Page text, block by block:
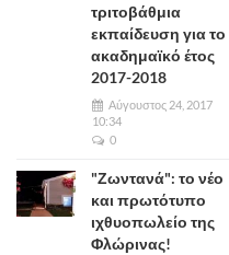
τριτοβάθμια
εκπαίδευση για το
ακαδημαϊκό έτος
2017-2018
Αύγουστος 24, 2017
10:34
0
"Ζωντανά": το νέο
και πρωτότυπο
ιχθυοπωλείο της
Φλώρινας!